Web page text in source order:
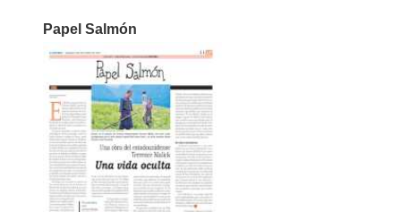
Papel Salmón